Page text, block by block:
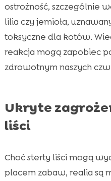
ostrożność, szczególnie
lilia czy jemioła,
toksyczne dla kotów.
reakcja mogą zapobiec
zdrowotnym naszych
Ukryte
liści
Choć sterty liści mogą
placem zabaw, realia są